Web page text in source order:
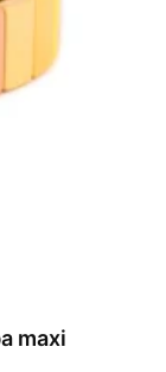
maxi